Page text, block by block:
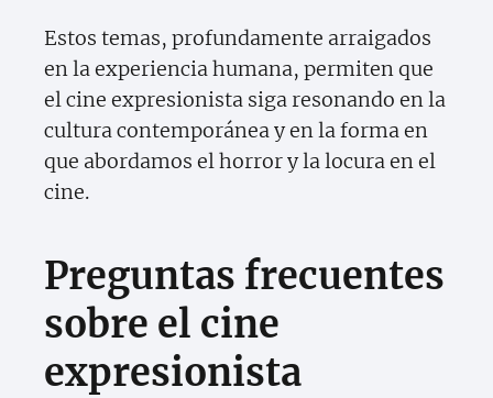
Estos temas, profundamente arraigados
en la experiencia humana, permiten que
el cine expresionista siga resonando en la
cultura contemporánea y en la forma en
que abordamos el horror y la locura en el
cine.
Preguntas frecuentes
sobre el cine
expresionista